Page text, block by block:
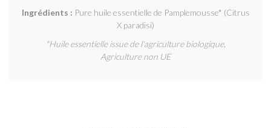
Ingrédients : Pure huile essentielle de Pamplemousse* (Citrus
X paradisi)
*Huile essentielle issue de l'agriculture biologique,
Agriculture non UE